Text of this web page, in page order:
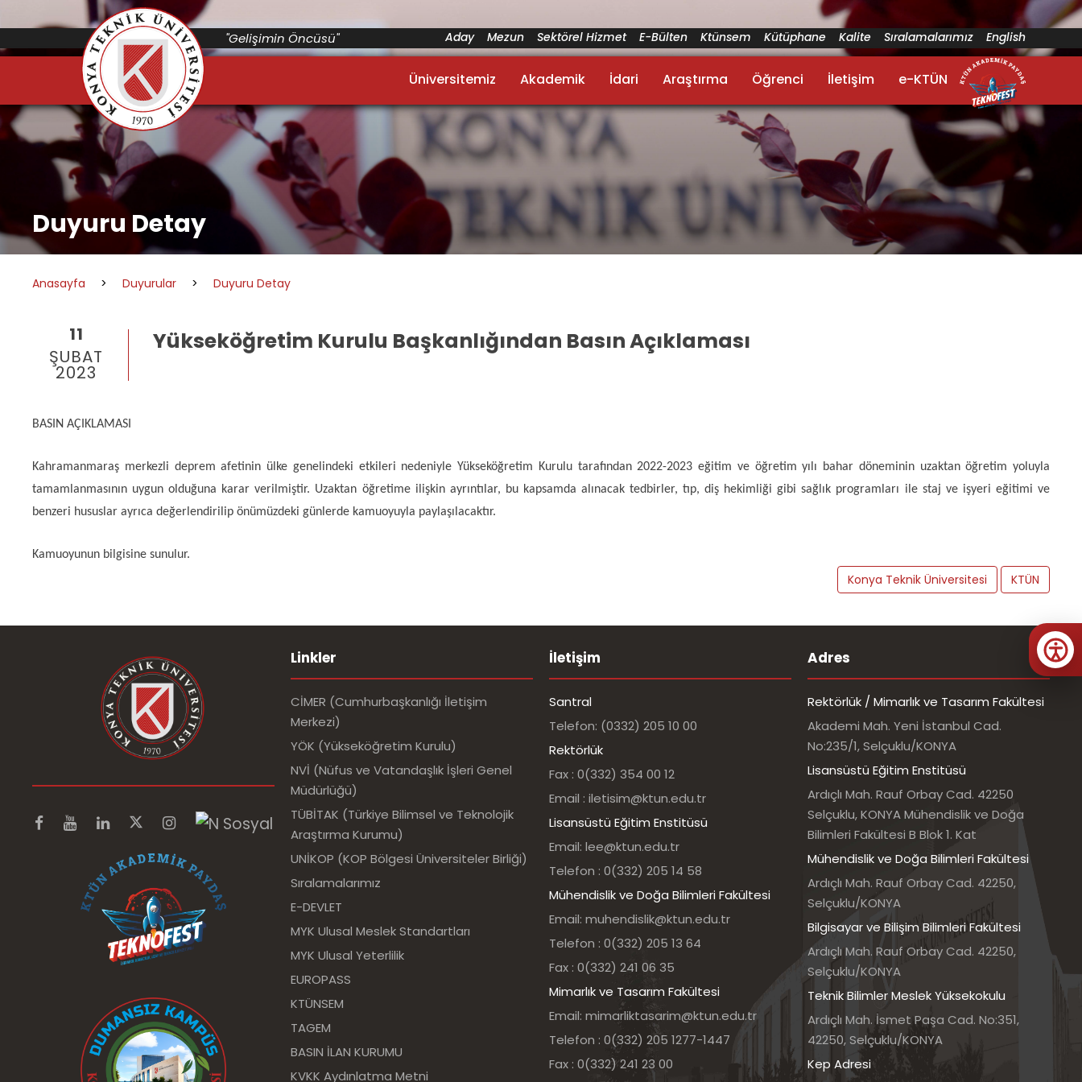
"Gelişimin Öncüsü" Aday Mezun Sektörel Hizmet E-Bülten Ktünsem Kütüphane Kalite Sıralamalarımız English
Üniversitemiz Akademik İdari Araştırma Öğrenci İletişim e-KTÜN
Duyuru Detay
Anasayfa > Duyurular > Duyuru Detay
11
ŞUBAT
2023
Yükseköğretim Kurulu Başkanlığından Basın Açıklaması
BASIN AÇIKLAMASI
Kahramanmaraş merkezli deprem afetinin ülke genelindeki etkileri nedeniyle Yükseköğretim Kurulu tarafından 2022-2023 eğitim ve öğretim yılı bahar döneminin uzaktan öğretim yoluyla
tamamlanmasının uygun olduğuna karar verilmiştir. Uzaktan öğretime ilişkin ayrıntılar, bu kapsamda alınacak tedbirler, tıp, diş hekimliği gibi sağlık programları ile staj ve işyeri eğitimi ve
benzeri hususlar ayrıca değerlendirilip önümüzdeki günlerde kamuoyuyla paylaşılacaktır.
Kamuoyunun bilgisine sunulur.
Konya Teknik Üniversitesi KTÜN
Linkler
CİMER (Cumhurbaşkanlığı İletişim
Merkezi)
YÖK (Yükseköğretim Kurulu)
NVİ (Nüfus ve Vatandaşlık İşleri Genel
Müdürlüğü)
TÜBİTAK (Türkiye Bilimsel ve Teknolojik
Araştırma Kurumu)
UNİKOP (KOP Bölgesi Üniversiteler Birliği)
Sıralamalarımız
E-DEVLET
MYK Ulusal Meslek Standartları
MYK Ulusal Yeterlilik
EUROPASS
KTÜNSEM
TAGEM
BASIN İLAN KURUMU
KVKK Aydınlatma Metni
İletişim
Santral
Telefon: (0332) 205 10 00
Rektörlük
Fax : 0(332) 354 00 12
Email : iletisim@ktun.edu.tr
Lisansüstü Eğitim Enstitüsü
Email: lee@ktun.edu.tr
Telefon : 0(332) 205 14 58
Mühendislik ve Doğa Bilimleri Fakültesi
Email: muhendislik@ktun.edu.tr
Telefon : 0(332) 205 13 64
Fax : 0(332) 241 06 35
Mimarlık ve Tasarım Fakültesi
Email: mimarliktasarim@ktun.edu.tr
Telefon : 0(332) 205 1277-1447
Fax : 0(332) 241 23 00
Adres
Rektörlük / Mimarlık ve Tasarım Fakültesi
Akademi Mah. Yeni İstanbul Cad.
No:235/1, Selçuklu/KONYA
Lisansüstü Eğitim Enstitüsü
Ardıçlı Mah. Rauf Orbay Cad. 42250
Selçuklu, KONYA Mühendislik ve Doğa
Bilimleri Fakültesi B Blok 1. Kat
Mühendislik ve Doğa Bilimleri Fakültesi
Ardıçlı Mah. Rauf Orbay Cad. 42250,
Selçuklu/KONYA
Bilgisayar ve Bilişim Bilimleri Fakültesi
Ardıçlı Mah. Rauf Orbay Cad. 42250,
Selçuklu/KONYA
Teknik Bilimler Meslek Yüksekokulu
Ardıçlı Mah. İsmet Paşa Cad. No:351,
42250, Selçuklu/KONYA
Kep Adresi